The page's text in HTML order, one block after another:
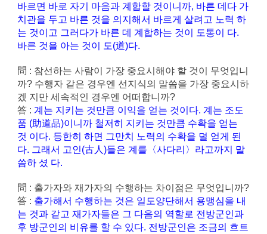
바르면 바로 자기 마음과 계합할 것이니까, 바른 데다 가
치관을 두고 바른 것을 의지해서 바르게 살려고 노력 하
는 것이고 그러다가 바른 데 계합하는 것이 도통이 다.
바른 것을 아는 것이 도(道)다.
問 : 참선하는 사람이 가장 중요시해야 할 것이 무엇입니
까? 수행자 같은 경우엔 선지식의 말씀을 가장 중요시하
겠 지만 세속적인 경우엔 어떠합니까?
答 : 계는 지키는 것만큼 이익을 얻는 것이다. 계는 조도
품 (助道品)이니까 철저히 지키는 것만큼 수확을 얻는
것 이다. 등한히 하면 그만치 노력의 수확을 덜 얻게 된
다. 그래서 고인(古人)들은 계를〈사다리〉라고까지 말
씀하 셨 다.
問 : 출가자와 재가자의 수행하는 차이점은 무엇입니까?
答 : 출가해서 수행하는 것은 일도양단해서 용맹심을 내
는 것과 같고 재가자들은 그 다음의 역할로 전방군인과
후 방군인의 비유를 할 수 있다. 전방군인은 조금의 흐트